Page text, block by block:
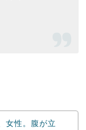
女性。腹が立